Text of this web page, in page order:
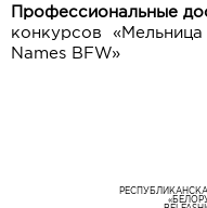
Профессиональные
конкурсов «Мельница
Names BFW»